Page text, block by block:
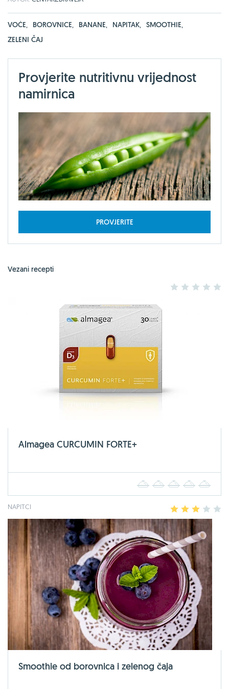
VOĆE, BOROVNICE, BANANE, NAPITAK, SMOOTHIE,
ZELENI ČAJ
Provjerite nutritivnu vrijednost
namirnica
PROVJERITE
Vezani recepti
2 3 4
Almagea CURCUMIN FORTE+
2 3 4
NAPITCI 2 3 4
Smoothie od borovnica i zelenog čaja